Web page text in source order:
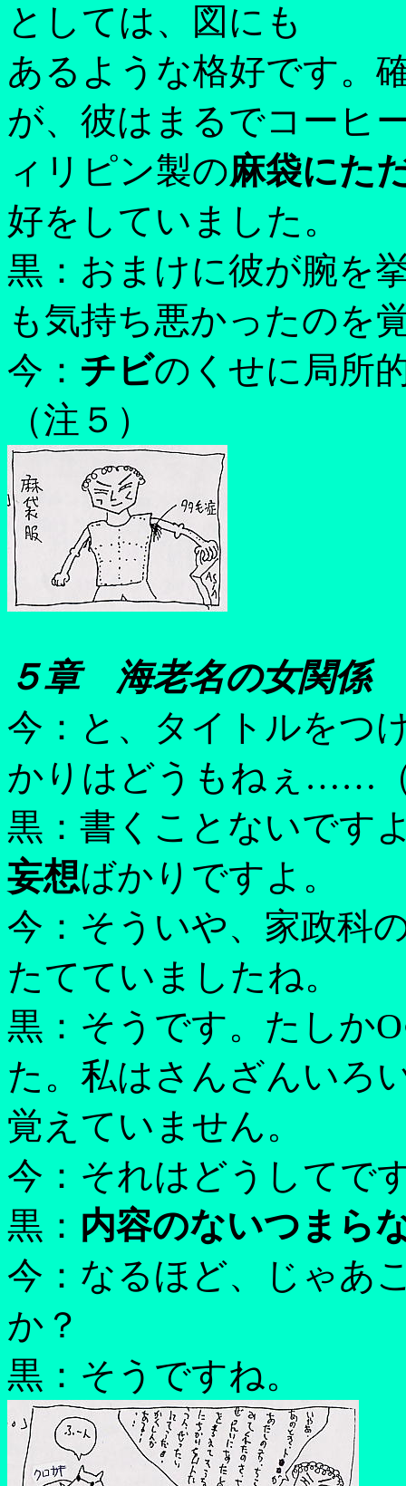
としては、図にも
あるような格好です。
が、彼はまるでコーヒ
ィリピン製の麻袋にた
好をしていました。
黒：おまけに彼が腕を
も気持ち悪かったのを
今： チビのくせに局所
（注５）
５章 海老名の女関係
今：と、タイトルをつ
かりはどうもねぇ……
黒：書くことないです
妄想ばかりですよ。
今：そういや、家政科
たてていましたね。
黒：そうです。たし
た。私はさんざんいろ
覚えていません。
今：それはどうしてで
黒： 内容のないつまら
今：なるほど、じゃあ
か？
黒：そうですね。